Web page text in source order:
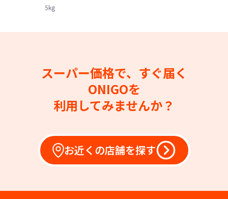
5kg
スーパー価格で、すぐ届く
ONIGOを
利用してみませんか？
お近くの店舗を探す